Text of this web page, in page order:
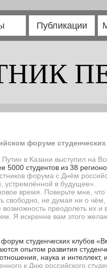
Публикации
форуме
в Казани выступил на
студентов из 38
форума с Днём
устремлённой в будущее».
время. Поверьте мне,
свободно, не думая ни о
преодолеть их
Я искренне вам этого
студенческих клубов
опытом развития
наука и
к Дню российского